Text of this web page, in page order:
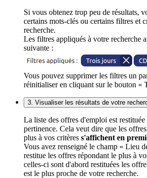
Si vous obtenez trop peu de résultats,
certains mots-clés ou certains filtres et
recherche.
Les filtres appliqués à votre recherche
suivante :
Vous pouvez supprimer les filtres un
réinitialiser en cliquant sur le bouton «
3. Visualiser les résultats de votre
La liste des offres d'emploi est
pertinence. Cela veut dire que les
plus à vos critères s'affichent en
Vous avez renseigné le champ « Lieu
restitue les offres répondant le plus à
celles-ci sont d'abord restituées les
est le plus proche de votre recherche.